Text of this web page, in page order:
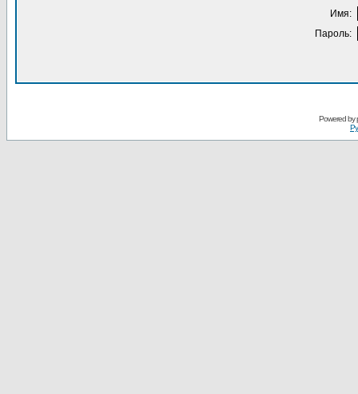
Имя:
Пароль:
Powered by